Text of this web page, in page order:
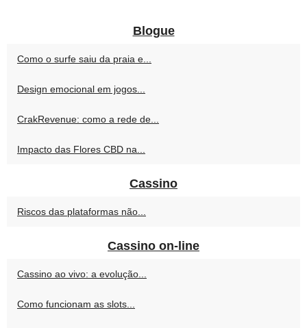
Blogue
Como o surfe saiu da praia e...
Design emocional em jogos...
CrakRevenue: como a rede de...
Impacto das Flores CBD na...
Cassino
Riscos das plataformas não...
Cassino on-line
Cassino ao vivo: a evolução...
Como funcionam as slots...